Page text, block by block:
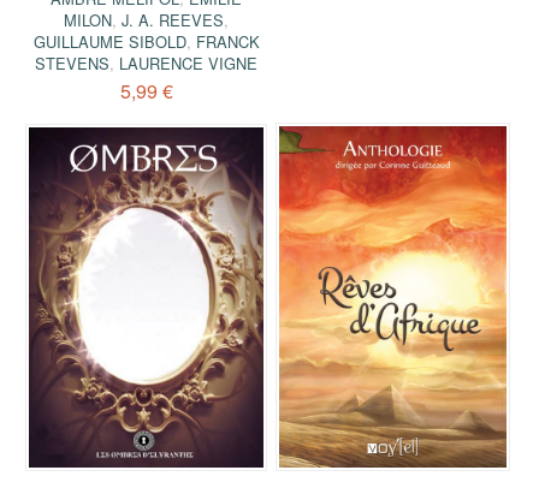
MILON,J. A. REEVES,
GUILLAUME SIBOLD, FRANCK
STEVENS, LAURENCE VIGNE
5,99 €